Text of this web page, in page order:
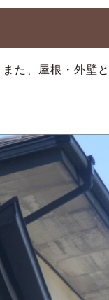
た、屋根・外壁